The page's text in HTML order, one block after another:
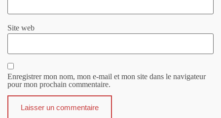
Site web
Enregistrer mon nom, mon e-mail et mon site dans le navigateur
pour mon prochain commentaire.